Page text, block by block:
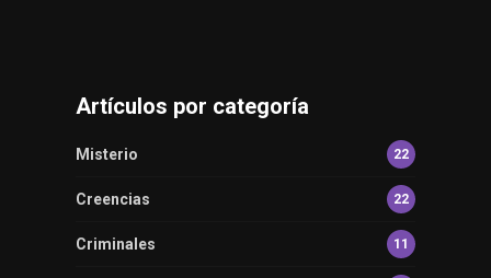
Artículos por categoría
Misterio 22
Creencias 22
Criminales 11